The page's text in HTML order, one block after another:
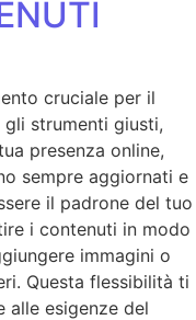
cruciale per il
strumenti giusti,
presenza online,
sempre aggiornati e
il padrone del tuo
i contenuti in modo
immagini o
Questa flessibilità ti
alle esigenze del